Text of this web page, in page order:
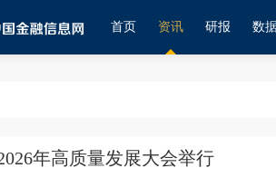
首页 资讯 研报 数
年高质量发展大会举行